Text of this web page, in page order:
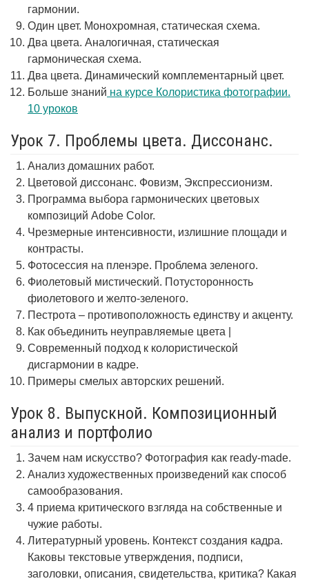
гармонии.
Один цвет. Монохромная, статическая схема.
Два цвета. Аналогичная, статическая
гармоническая схема.
Два цвета. Динамический комплементарный цвет.
Больше знаний на курсе Колористика фотографии.
10 уроков
Урок 7. Проблемы цвета. Диссонанс.
Анализ домашних работ.
Цветовой диссонанс. Фовизм, Экспрессионизм.
Программа выбора гармонических цветовых
композиций Adobe Color.
Чрезмерные интенсивности, излишние площади и
контрасты.
Фотосессия на пленэре. Проблема зеленого.
Фиолетовый мистический. Потусторонность
фиолетового и желто-зеленого.
Пестрота – противоположность единству и акценту.
Как объединить неуправляемые цвета |
Современный подход к колористической
дисгармонии в кадре.
Примеры смелых авторских решений.
Урок 8. Выпускной. Композиционный
анализ и портфолио
Зачем нам искусство? Фотография как ready-made.
Анализ художественных произведений как способ
самообразования.
4 приема критического взгляда на собственные и
чужие работы.
Литературный уровень. Контекст создания кадра.
Каковы текстовые утверждения, подписи,
заголовки, описания, свидетельства, критика? Какая